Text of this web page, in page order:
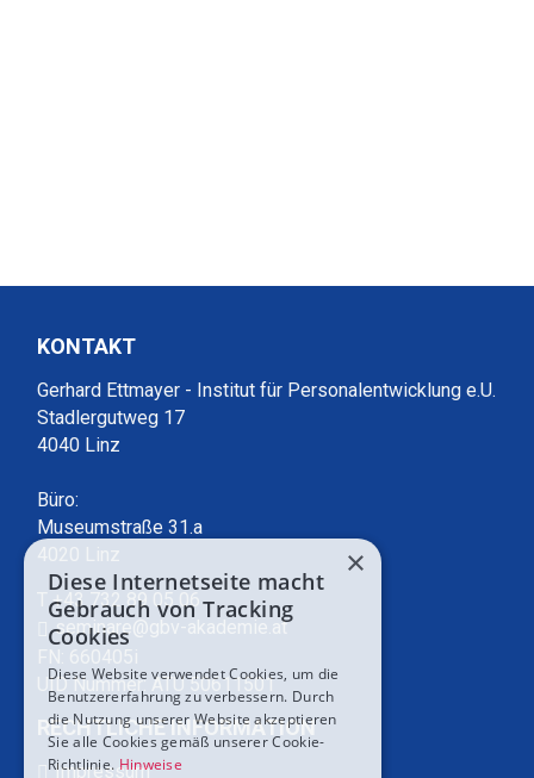
KONTAKT
Gerhard Ettmayer - Institut für Personalentwicklung e.U.
Stadlergutweg 17
4040 Linz
Büro:
Museumstraße 31.a
4020 Linz
T +43 732 89 05 06
seminare@gbv-akademie.at
FN: 660405i
UID Nummer: ATU 50611501
RECHTLICHE INFORMATION
Impressum
×
Diese Internetseite macht
Gebrauch von Tracking
Cookies
Diese Website verwendet Cookies, um die
Benutzererfahrung zu verbessern. Durch
die Nutzung unserer Website akzeptieren
Sie alle Cookies gemäß unserer Cookie-
Richtlinie. Hinweise